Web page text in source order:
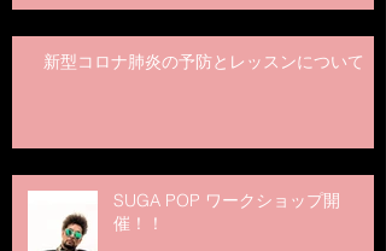
新型コロナ肺炎の予防とレッスンについて
SUGA POP ワークショップ開
催！！